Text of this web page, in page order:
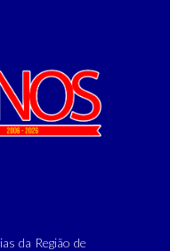
da Região de